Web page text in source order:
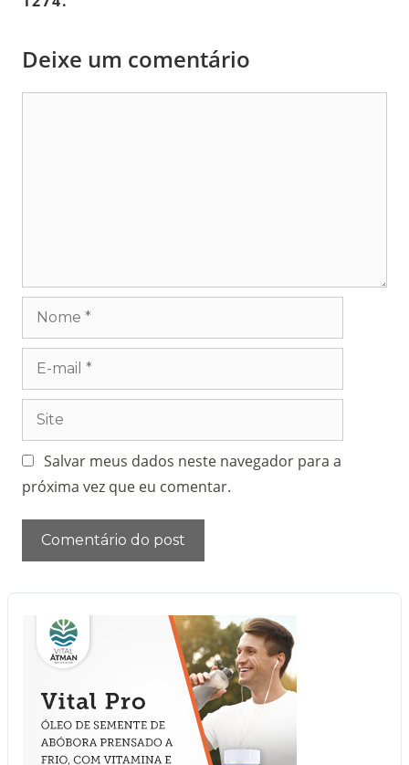
Deixe um comentário
Salvar meus dados neste navegador para a
próxima vez que eu comentar.